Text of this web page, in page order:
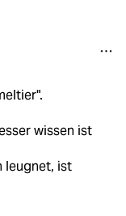
wissen ist
leugnet, ist